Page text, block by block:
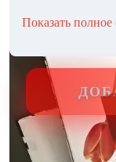
Показать